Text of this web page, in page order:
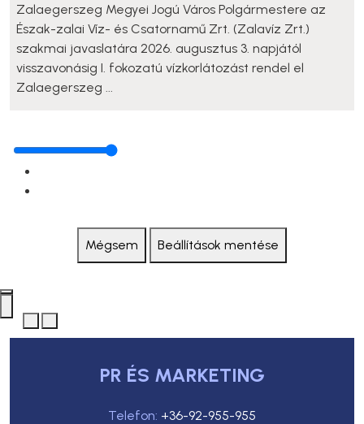
Zalaegerszeg Megyei Jogú Város Polgármestere az
Észak-zalai Víz- és Csatornamű Zrt. (Zalavíz Zrt.)
szakmai javaslatára 2026. augusztus 3. napjától
visszavonásig I. fokozatú vízkorlátozást rendel el
Zalaegerszeg ...
Mégsem Beállítások mentése
PR ÉS MARKETING
Telefon: +36-92-955-955